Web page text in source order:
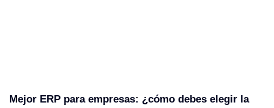
Mejor ERP para empresas: ¿cómo debes elegir la